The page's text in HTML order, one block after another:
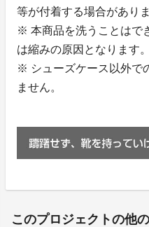
等が付着する場合がありま
※ 本商品を洗うことはで
は縮みの原因となります。
※ シューズケース以外で
ません。
このプロジェクトの他